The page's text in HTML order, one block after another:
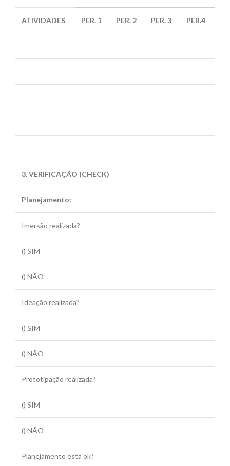
ATIVIDADES PER. 1 PER. 2 PER. 3 PER.4
3. VERIFICAÇÃO (CHECK)
Planejamento:
Imersão realizada?
() SIM
() NÃO
Ideação realizada?
() SIM
() NÃO
Prototipação realizada?
() SIM
() NÃO
Planejamento está ok?